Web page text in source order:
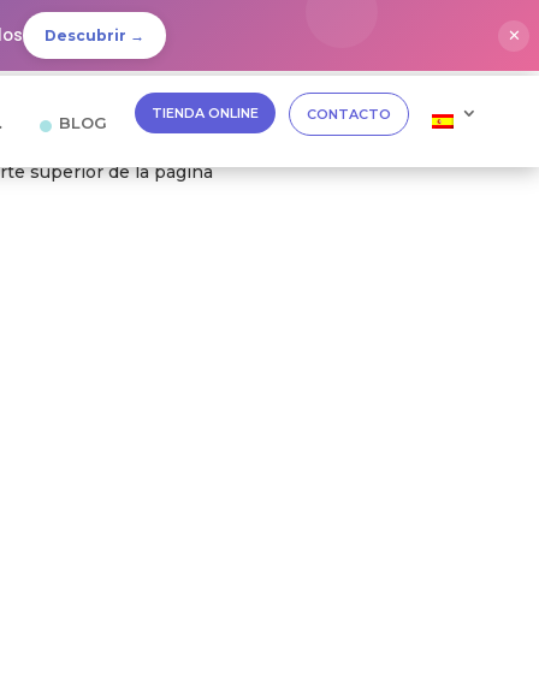
Descubrir → ✕
BLOG TIENDA ONLINE CONTACTO
superior de la página